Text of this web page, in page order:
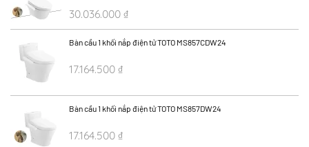
30.036.000 ₫
Bàn cầu 1 khối nắp điện tử TOTO MS857CDW24
17.164.500 ₫
Bàn cầu 1 khối nắp điện tử TOTO MS857DW24
17.164.500 ₫